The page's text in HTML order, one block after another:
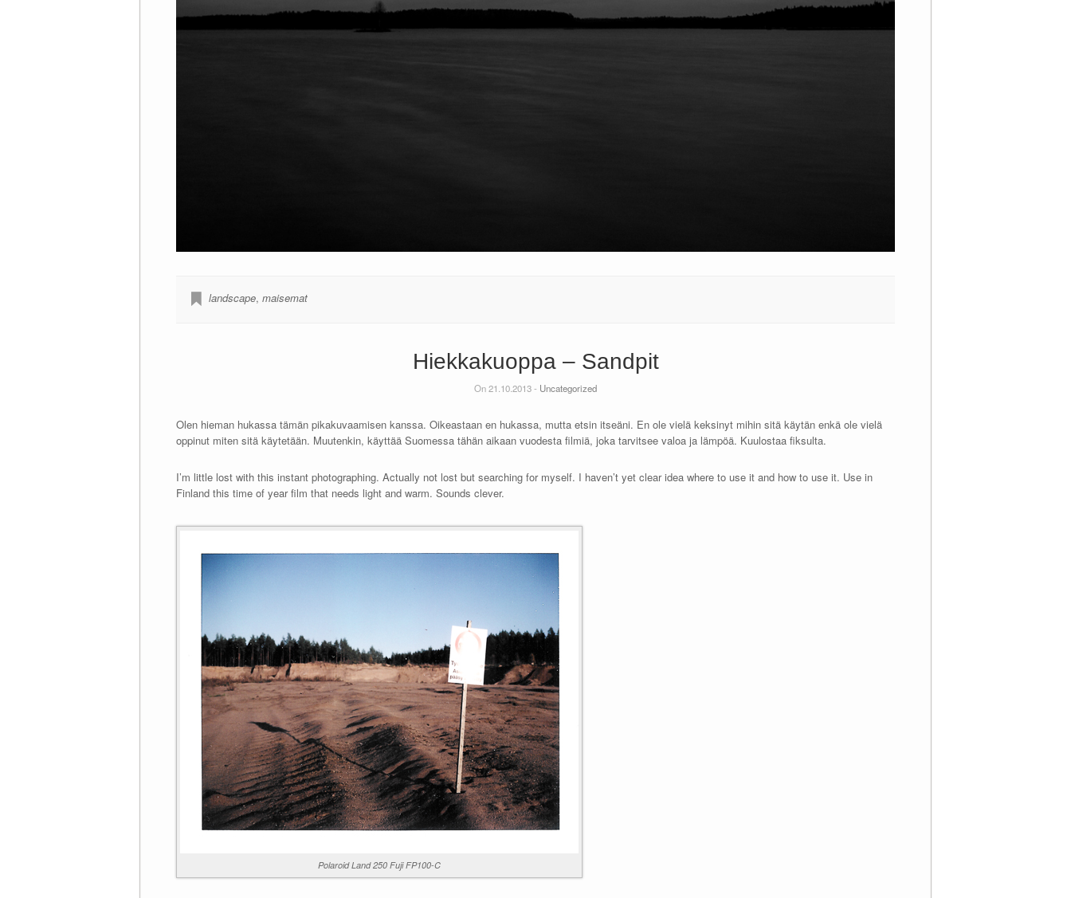
landscape, maisemat
Hiekkakuoppa – Sandpit
On 21.10.2013 - Uncategorized
Olen hieman hukassa tämän pikakuvaamisen kanssa. Oikeastaan en hukassa, mutta etsin itseäni. En ole vielä keksinyt mihin sitä käytän enkä ole vielä
oppinut miten sitä käytetään. Muutenkin, käyttää Suomessa tähän aikaan vuodesta filmiä, joka tarvitsee valoa ja lämpöä. Kuulostaa fiksulta.
I’m little lost with this instant photographing. Actually not lost but searching for myself. I haven’t yet clear idea where to use it and how to use it. Use in
Finland this time of year film that needs light and warm. Sounds clever.
Polaroid Land 250 Fuji FP100-C